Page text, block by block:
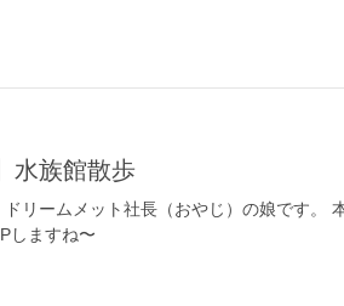
水族館散歩
リームメット社長（おやじ）の娘です。
しますね〜